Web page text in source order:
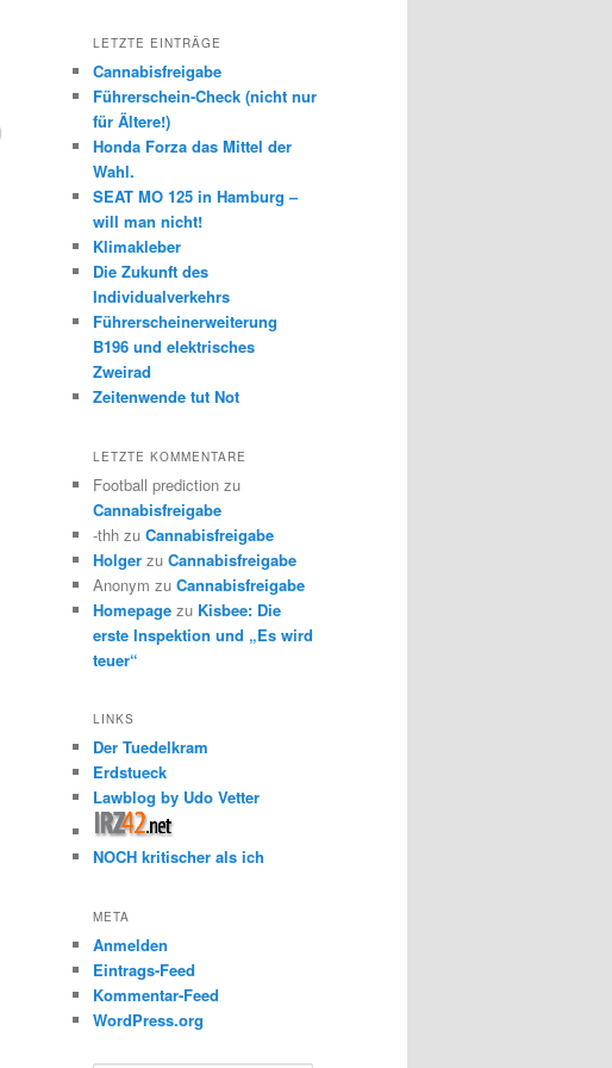
LETZTE EINTRÄGE
Cannabisfreigabe
Führerschein-Check (nicht nur
für Ältere!)
Honda Forza das Mittel der
Wahl.
SEAT MO 125 in Hamburg –
will man nicht!
Klimakleber
Die Zukunft des
Individualverkehrs
Führerscheinerweiterung
B196 und elektrisches
Zweirad
Zeitenwende tut Not
LETZTE KOMMENTARE
Football prediction zu
Cannabisfreigabe
-thh zu Cannabisfreigabe
Holger zu Cannabisfreigabe
Anonym zu Cannabisfreigabe
Homepage zu Kisbee: Die
erste Inspektion und „Es wird
teuer“
LINKS
Der Tuedelkram
Erdstueck
Lawblog by Udo Vetter
NOCH kritischer als ich
META
Anmelden
Eintrags-Feed
Kommentar-Feed
WordPress.org